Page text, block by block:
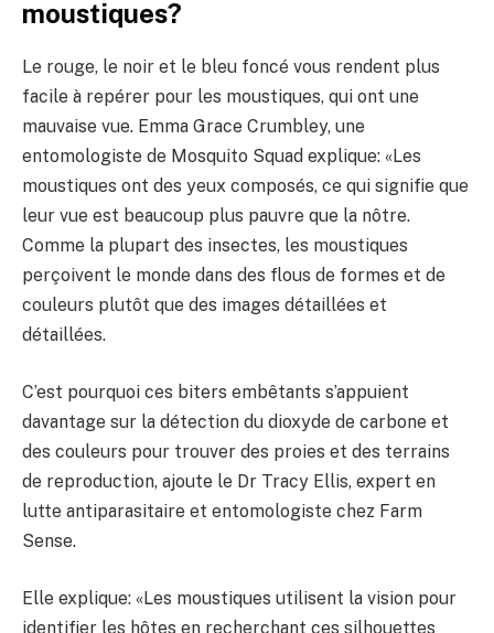
moustiques?
Le rouge, le noir et le bleu foncé vous rendent plus
facile à repérer pour les moustiques, qui ont une
mauvaise vue. Emma Grace Crumbley, une
entomologiste de Mosquito Squad explique: «Les
moustiques ont des yeux composés, ce qui signifie que
leur vue est beaucoup plus pauvre que la nôtre.
Comme la plupart des insectes, les moustiques
perçoivent le monde dans des flous de formes et de
couleurs plutôt que des images détaillées et
détaillées.
C’est pourquoi ces biters embêtants s’appuient
davantage sur la détection du dioxyde de carbone et
des couleurs pour trouver des proies et des terrains
de reproduction, ajoute le Dr Tracy Ellis, expert en
lutte antiparasitaire et entomologiste chez Farm
Sense.
Elle explique: «Les moustiques utilisent la vision pour
identifier les hôtes en recherchant ces silhouettes